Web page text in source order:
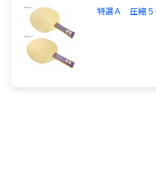
特選Ａ 圧縮